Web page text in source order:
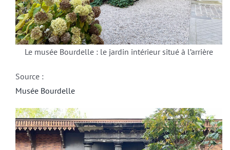
Le musée Bourdelle : le jardin intérieur situé à l’arrière
Source :
Musée Bourdelle